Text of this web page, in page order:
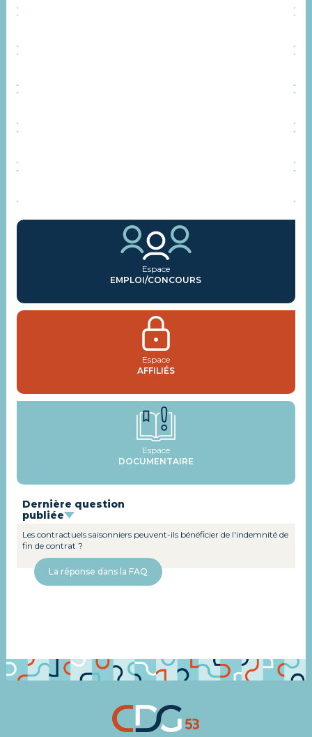
Espace
EMPLOI/CONCOURS
Espace
AFFILIÉS
Espace
DOCUMENTAIRE
Dernière question
publiée
Les contractuels saisonniers peuvent-ils bénéficier de l'indemnité de
fin de contrat ?
La réponse dans la FAQ